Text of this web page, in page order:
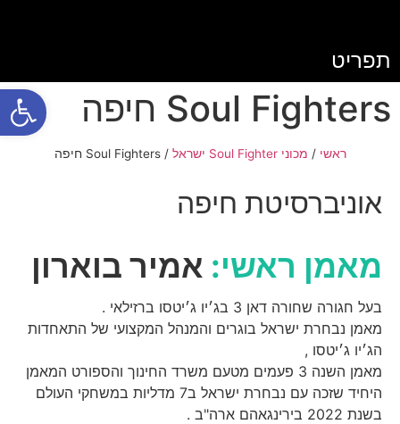
תפריט
Soul Fighters חיפה
ראשי / מכוני Soul Fighter ישראל /Soul Fighters חיפה
אוניברסיטת חיפה
מאמן ראשי: אמיר בוארון
בעל חגורה שחורה דאן 3 בג׳יו ג׳יטסו ברזילאי .
מאמן נבחרת ישראל בוגרים והמנהל המקצועי של התאחדות
הג׳יו ג׳יטסו ,
מאמן השנה 3 פעמים מטעם משרד החינוך והספורט המאמן
היחיד שזכה עם נבחרת ישראל ב7 מדליות במשחקי העולם
בשנת 2022 בירינגאהם ארה"ב .